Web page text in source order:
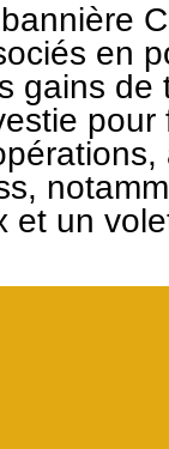
en
gains de
pour
et un